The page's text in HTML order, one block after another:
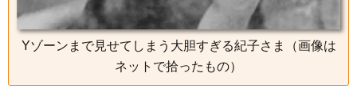
Yゾーンまで見せてしまう大胆すぎる紀子さま（画像は
ネットで拾ったもの）